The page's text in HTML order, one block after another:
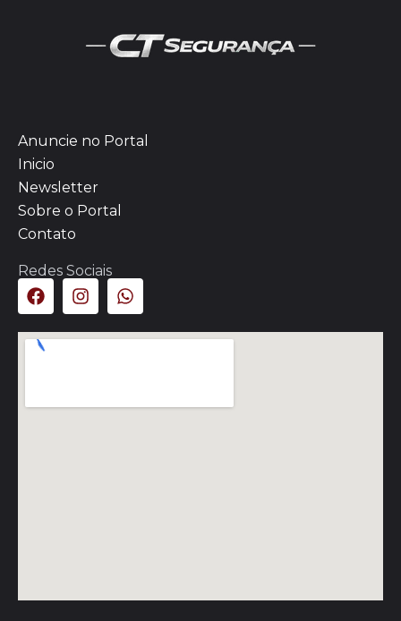
Anuncie no Portal
Inicio
Newsletter
Sobre o Portal
Contato
Redes Sociais